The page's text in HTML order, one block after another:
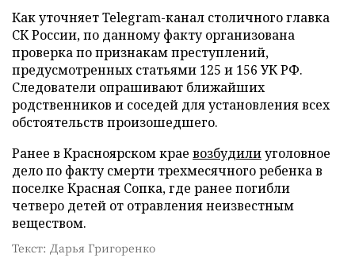
Как уточняет Telegram-канал столичного главка
СК России, по данному факту организована
проверка по признакам преступлений,
предусмотренных статьями 125 и 156 УК РФ.
Следователи опрашивают ближайших
родственников и соседей для установления всех
обстоятельств произошедшего.
Ранее в Красноярском крае возбудилиуголовное
дело по факту смерти трехмесячного ребенка в
поселке Красная Сопка, где ранее погибли
четверо детей от отравления неизвестным
веществом.
Текст: Дарья Григоренко